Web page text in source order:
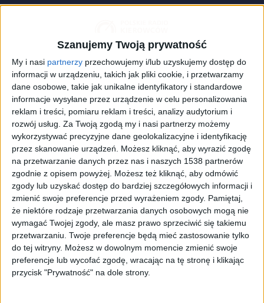
Szanujemy Twoją prywatność
My i nasi partnerzy przechowujemy i/lub uzyskujemy dostęp do
informacji w urządzeniu, takich jak pliki cookie, i przetwarzamy
dane osobowe, takie jak unikalne identyfikatory i standardowe
informacje wysyłane przez urządzenie w celu personalizowania
reklam i treści, pomiaru reklam i treści, analizy audytorium i
rozwój usług. Za Twoją zgodą my i nasi partnerzy możemy
wykorzystywać precyzyjne dane geolokalizacyjne i identyfikację
przez skanowanie urządzeń. Możesz kliknąć, aby wyrazić zgodę
na przetwarzanie danych przez nas i naszych 1538 partnerów
zgodnie z opisem powyżej. Możesz też kliknąć, aby odmówić
zgody lub uzyskać dostęp do bardziej szczegółowych informacji i
zmienić swoje preferencje przed wyrażeniem zgody. Pamiętaj,
że niektóre rodzaje przetwarzania danych osobowych mogą nie
wymagać Twojej zgody, ale masz prawo sprzeciwić się takiemu
przetwarzaniu. Twoje preferencje będą mieć zastosowanie tylko
do tej witryny. Możesz w dowolnym momencie zmienić swoje
preferencje lub wycofać zgodę, wracając na tę stronę i klikając
przycisk "Prywatność" na dole strony.
Rajd Polski | Rally Poland / FB Foto: Rajd Polski | Rally Poland / FB
W ramach Rajdu zaplanowano 16 szutrowych
odcinków specjalnych o łącznej długości 182,6 km.
Zawody rozpoczęły się od odcinka kwalifikacyjnego
Baranowo (3,46 km). Następnie zawodnicy spotkali
się na ceremonii startu na rynku w Mikołajkach.
Na starcie rajdu Polski pojawiły się 62. załogi. 47
załóg będzie dysonowało samochodami z napędem
na cztery koła, z czego 35 to najszybsze i najbardziej
zaawansowane rajdówki klasy Rally2/R5. Załogi
powalczą o punkty w ramach trzeciej rundy
mistrzostw Europy. Do zdobycia jest maksymalnie 35